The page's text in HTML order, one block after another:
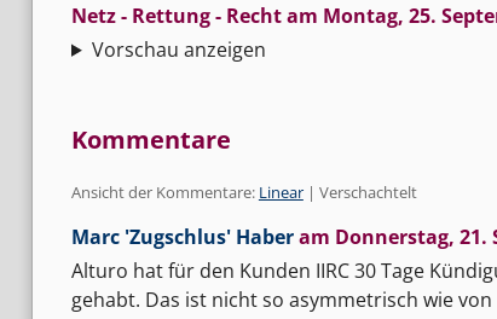
Netz - Rettung - Rechtam Montag, 25.
Vorschau anzeigen
Kommentare
Ansicht der Kommentare: Linear| Verschachtelt
Marc 'Zugschlus' Haberam Donnerstag, 21.
Alturo hat für den Kunden IIRC 30 Tage
gehabt. Das ist nicht so asymmetrisch wie